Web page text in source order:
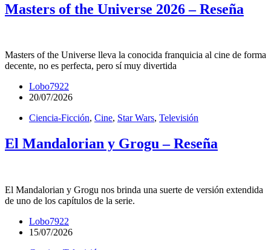
Masters of the Universe 2026 – Reseña
Masters of the Universe lleva la conocida franquicia al cine de forma
decente, no es perfecta, pero sí muy divertida
Lobo7922
20/07/2026
Ciencia-Ficción, Cine, Star Wars, Televisión
El Mandalorian y Grogu – Reseña
El Mandalorian y Grogu nos brinda una suerte de versión extendida
de uno de los capítulos de la serie.
Lobo7922
15/07/2026